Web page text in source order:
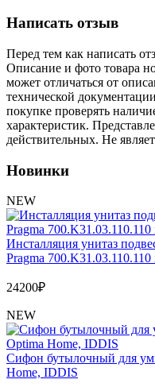
Обмен и возврат товара
Вакансии
Контакты
Написать отзыв
Перед тем как написать
Описание и фото товара
может отличаться от
технической
покупке проверять
характеристик.
действительных. Не
Новинки
NEW
Инсталляция унитаз
Pragma
24200₽
NEW
Сифон бутылочный для
Home, IDDIS